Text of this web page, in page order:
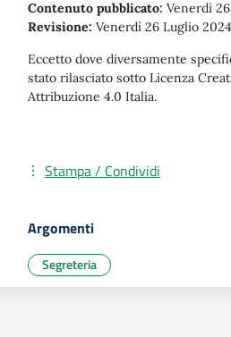
Contenuto pubblicato: Venerdì
Revisione: Venerdì 26 Luglio
Eccetto dove diversamente
stato rilasciato sotto Licenza
Attribuzione 4.0 Italia.
Stampa / Condividi
Argomenti
Segreteria